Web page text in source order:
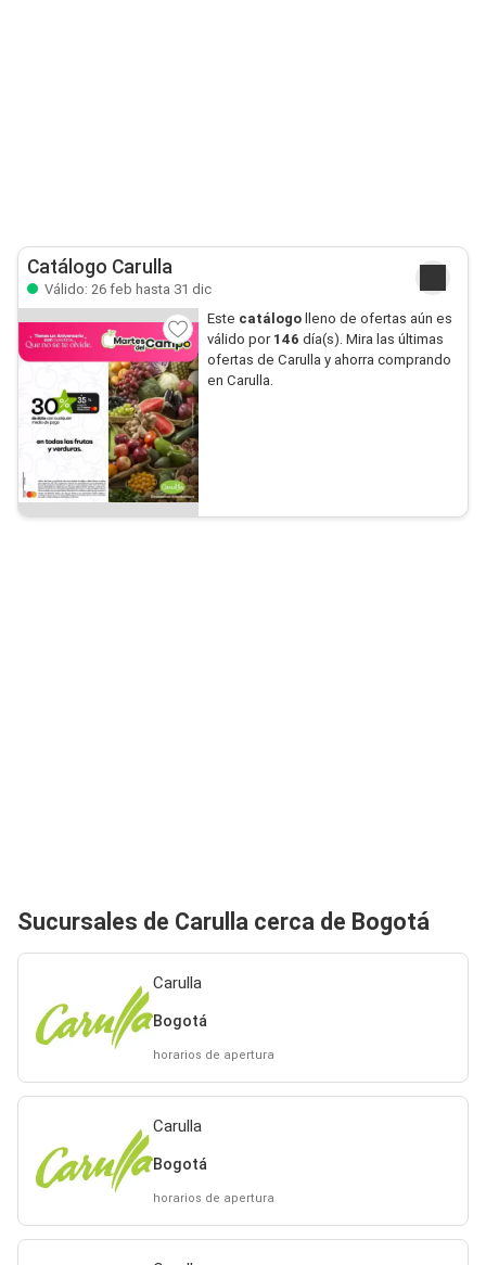
Catálogo Carulla
Válido: 26 feb hasta 31 dic
Este catálogolleno de ofertas aún es
válido por 146 día(s). Mira las últimas
ofertas de Carulla y ahorra comprando
en Carulla.
Sucursales de Carulla cerca de Bogotá
Carulla
Bogotá
horarios de apertura
Carulla
Bogotá
horarios de apertura